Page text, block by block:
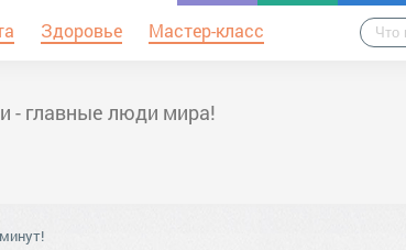
Здоровье Мастер-класс
- главные люди мира!